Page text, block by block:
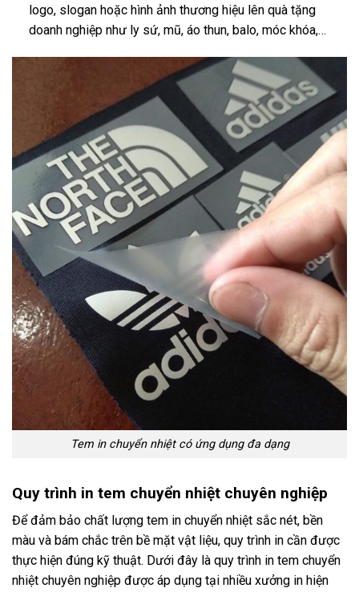
logo, slogan hoặc hình ảnh thương hiệu lên quà tặng
doanh nghiệp như ly sứ, mũ, áo thun, balo, móc khóa,…
Tem in chuyển nhiệt có ứng dụng đa dạng
Quy trình in tem chuyển nhiệt chuyên nghiệp
Để đảm bảo chất lượng tem in chuyển nhiệt sắc nét, bền
màu và bám chắc trên bề mặt vật liệu, quy trình in cần được
thực hiện đúng kỹ thuật. Dưới đây là quy trình in tem chuyển
nhiệt chuyên nghiệp được áp dụng tại nhiều xưởng in hiện